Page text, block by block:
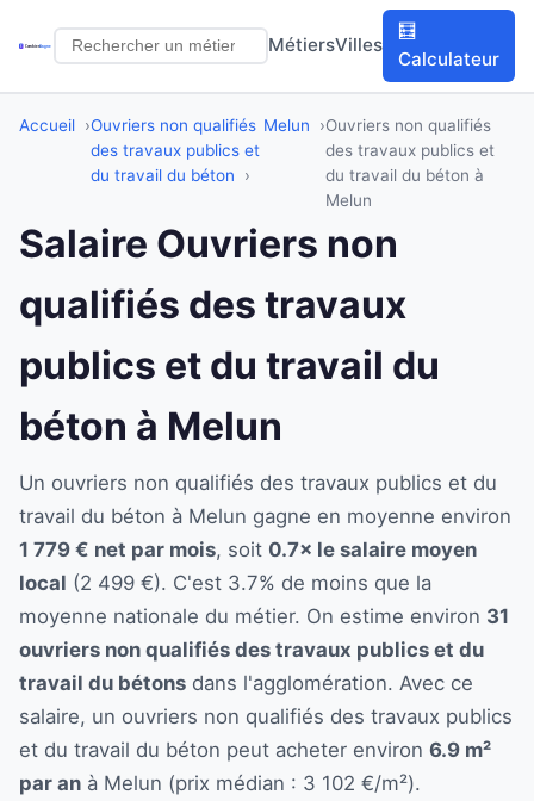
MétiersVilles
🧮
Calculateur
Accueil
Ouvriers non qualifiés
des travaux publics et
du travail du béton
Melun
Ouvriers non qualifiés
des travaux publics et
du travail du béton à
Melun
Salaire Ouvriers non
qualifiés des travaux
publics et du travail du
béton à Melun
Un ouvriers non qualifiés des travaux publics et du
travail du béton à Melun gagne en moyenne environ
1 779 € net par mois, soit 0.7× le salaire moyen
local (2 499 €). C'est 3.7% de moins que la
moyenne nationale du métier. On estime environ 31
ouvriers non qualifiés des travaux publics et du
travail du bétons dans l'agglomération. Avec ce
salaire, un ouvriers non qualifiés des travaux publics
et du travail du béton peut acheter environ 6.9 m²
par an à Melun (prix médian : 3 102 €/m²).